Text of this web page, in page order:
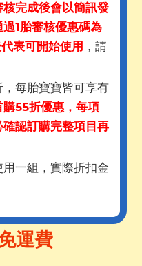
核完成後會以簡訊發
1胎審核優惠碼為
表可開始使用 ，請
每胎寶寶皆可享有
55折優惠，每項
認訂購完整項目再
一組，實際折扣金
運費